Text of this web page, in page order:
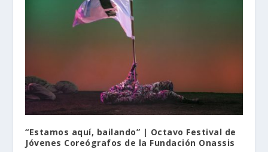
“Estamos aquí, bailando” | Octavo Festival de
Jóvenes Coreógrafos de la Fundación Onassis